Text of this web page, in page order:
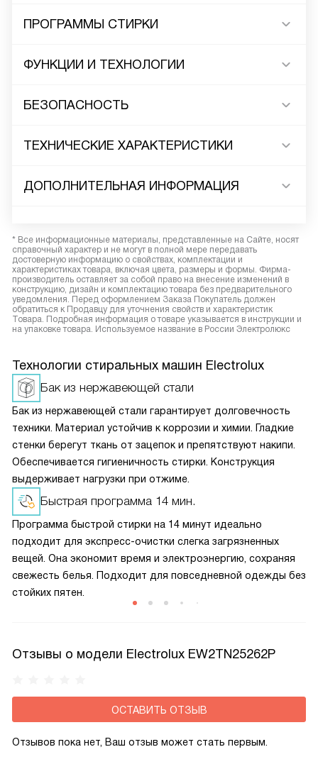
ПРОГРАММЫ СТИРКИ
ФУНКЦИИ И ТЕХНОЛОГИИ
БЕЗОПАСНОСТЬ
ТЕХНИЧЕСКИЕ ХАРАКТЕРИСТИКИ
ДОПОЛНИТЕЛЬНАЯ ИНФОРМАЦИЯ
* Все информационные материалы, представленные на Сайте, носят
справочный характер и не могут в полной мере передавать
достоверную информацию о свойствах, комплектации и
характеристиках товара, включая цвета, размеры и формы. Фирма-
производитель оставляет за собой право на внесение изменений в
конструкцию, дизайн и комплектацию товара без предварительного
уведомления. Перед оформлением Заказа Покупатель должен
обратиться к Продавцу для уточнения свойств и характеристик
Товара. Подробная информация о товаре указывается в инструкции и
на упаковке товара. Используемое название в России Электролюкс
Технологии стиральных машин Electrolux
Бак из нержавеющей стали
Бак из нержавеющей стали гарантирует долговечность
техники. Материал устойчив к коррозии и химии. Гладкие
стенки берегут ткань от зацепок и препятствуют накипи.
Обеспечивается гигиеничность стирки. Конструкция
выдерживает нагрузки при отжиме.
Быстрая программа 14 мин.
Программа быстрой стирки на 14 минут идеально
подходит для экспресс-очистки слегка загрязненных
вещей. Она экономит время и электроэнергию, сохраняя
свежесть белья. Подходит для повседневной одежды без
стойких пятен.
Отзывы о модели Electrolux EW2TN25262P
ОСТАВИТЬ ОТЗЫВ
Отзывов пока нет, Ваш отзыв может стать первым.